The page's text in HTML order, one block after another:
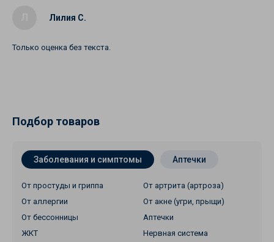
Лилия С.
Только оценка без текста.
Подбор товаров
Заболевания и симптомы Аптечки
От простуды и гриппа
От артрита (артроза)
От аллергии
От акне (угри, прыщи)
От бессонницы
Аптечки
ЖКТ
Нервная система